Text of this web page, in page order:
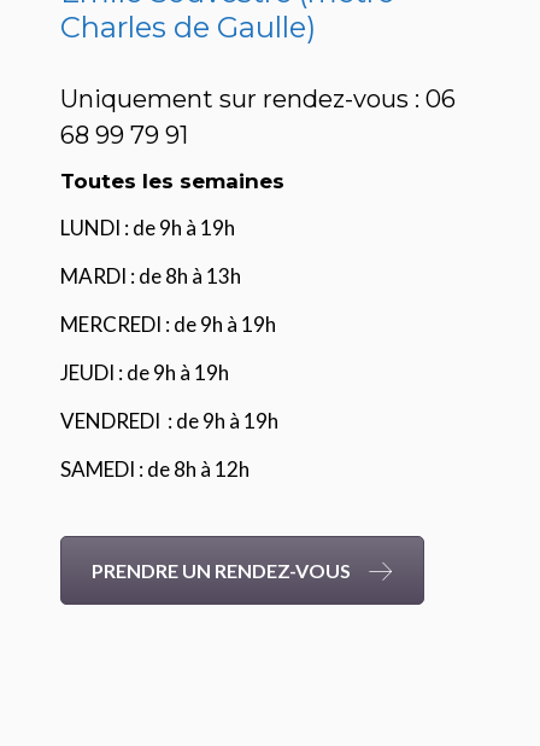
Charles de Gaulle)
Uniquement sur rendez-vous : 06
68 99 79 91
Toutes les semaines
LUNDI : de 9h à 19h
MARDI : de 8h à 13h
MERCREDI : de 9h à 19h
JEUDI : de 9h à 19h
VENDREDI : de 9h à 19h
SAMEDI : de 8h à 12h
PRENDRE UN RENDEZ-VOUS